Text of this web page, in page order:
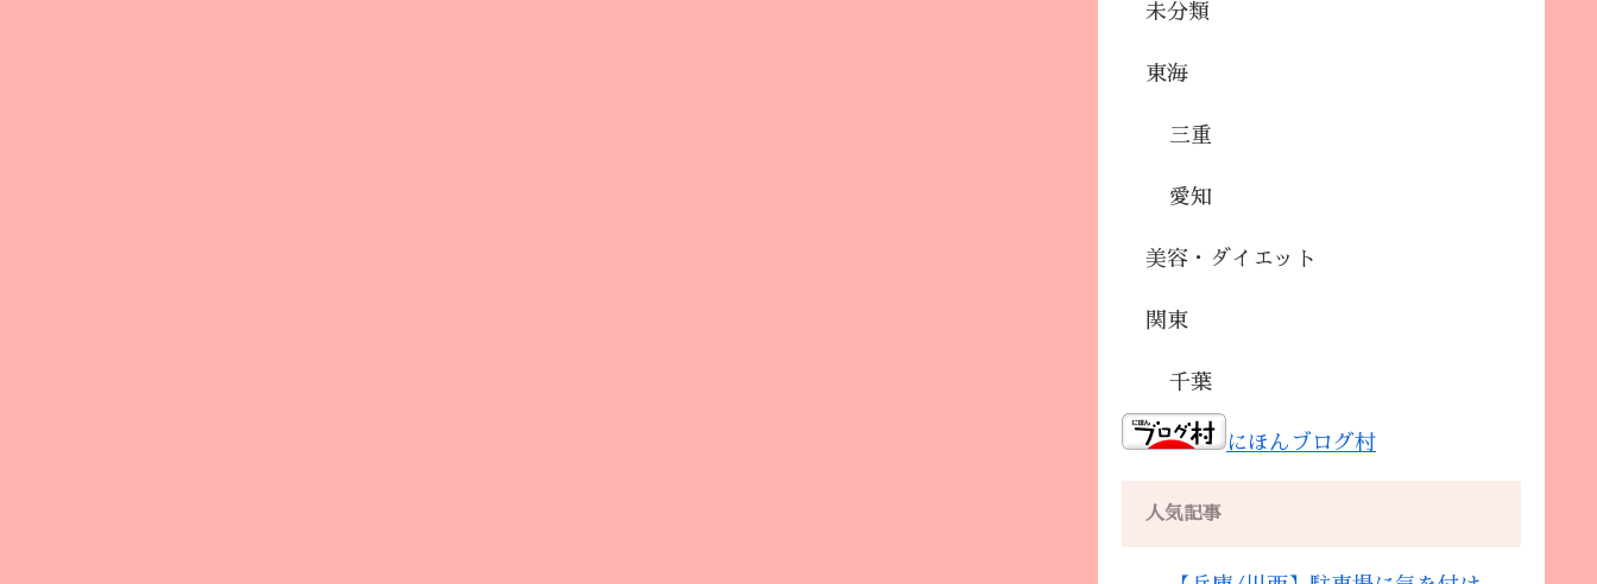
未分類
東海
三重
愛知
美容・ダイエット
関東
千葉
にほんブログ村
人気記事